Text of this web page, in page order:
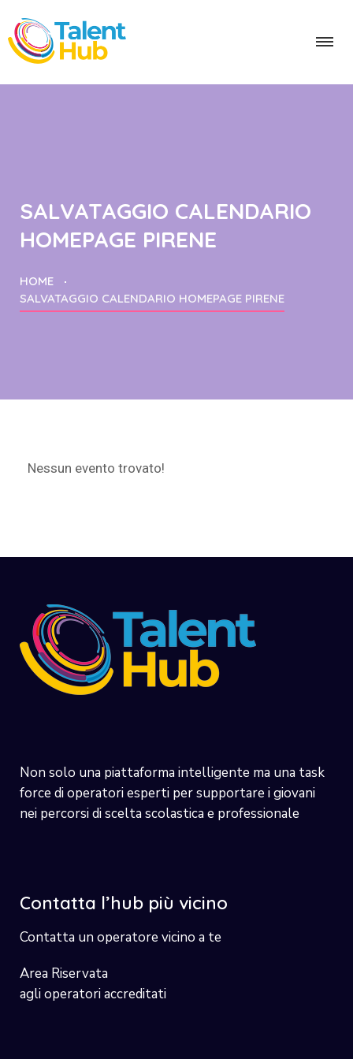
SALVATAGGIO CALENDARIO
HOMEPAGE PIRENE
HOME
SALVATAGGIO CALENDARIO HOMEPAGE PIRENE
Nessun evento trovato!
Non solo una piattaforma intelligente ma una task
force di operatori esperti per supportare i giovani
nei percorsi di scelta scolastica e professionale
Contatta l’hub più vicino
Contatta un operatore vicino a te
Area Riservata
agli operatori accreditati